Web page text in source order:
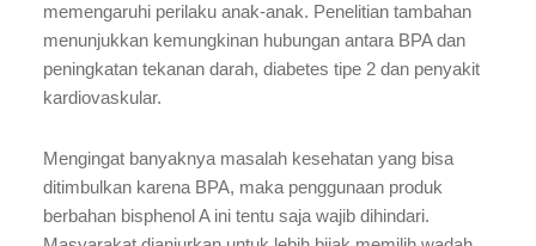
memengaruhi perilaku anak-anak. Penelitian tambahan
menunjukkan kemungkinan hubungan antara BPA dan
peningkatan tekanan darah, diabetes tipe 2 dan penyakit
kardiovaskular.
Mengingat banyaknya masalah kesehatan yang bisa
ditimbulkan karena BPA, maka penggunaan produk
berbahan bisphenol A ini tentu saja wajib dihindari.